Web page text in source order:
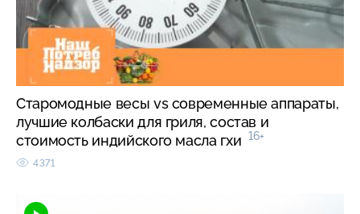
Старомодные весы vs современные аппараты,
лучшие колбаски для гриля, состав и
стоимость индийского масла гхи 16+
4371